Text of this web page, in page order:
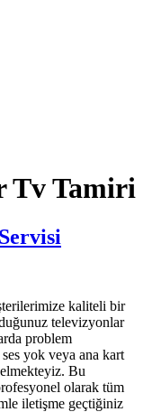
Tv Tamiri
kaliteli bir
televizyonlar
problem
yok veya ana kart
Bu
olarak tüm
iletişme geçtiğiniz